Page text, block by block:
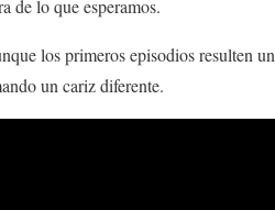
de lo que esperamos.
los primeros episodios resulten un
un cariz diferente.